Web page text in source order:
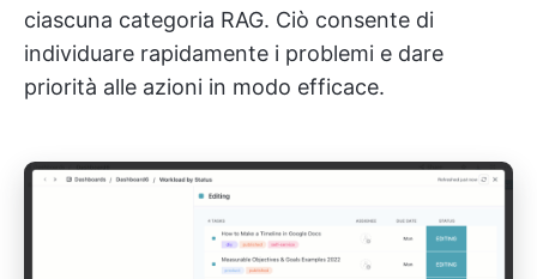
ciascuna categoria RAG. Ciò consente di
individuare rapidamente i problemi e dare
priorità alle azioni in modo efficace.